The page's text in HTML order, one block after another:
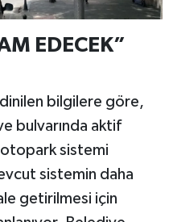
EDECEK”
bilgilere göre,
bulvarında aktif
otopark sistemi
sistemin daha
getirilmesi için